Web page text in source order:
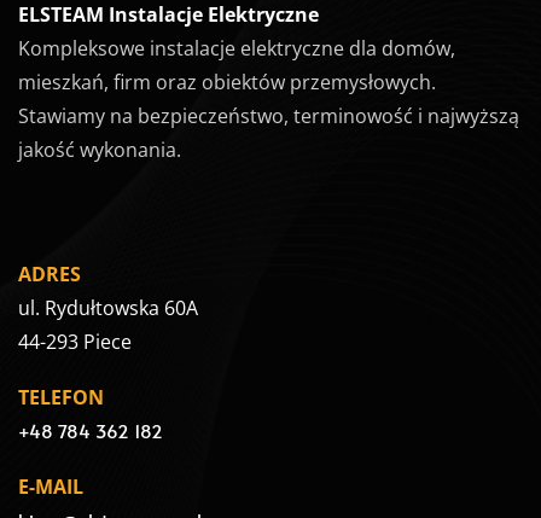
ELSTEAM Instalacje Elektryczne
Kompleksowe instalacje elektryczne dla domów,
mieszkań, firm oraz obiektów przemysłowych.
Stawiamy na bezpieczeństwo, terminowość i najwyższą
jakość wykonania.
ADRES
ul. Rydułtowska 60A
44-293 Piece
TELEFON
+48 784 362 182
E-MAIL